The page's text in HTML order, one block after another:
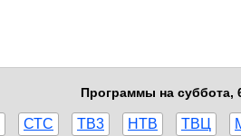
Программы на суббота,
СТС ТВ3 НТВ ТВЦ